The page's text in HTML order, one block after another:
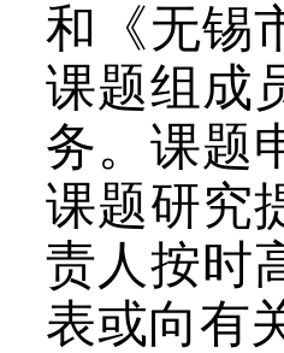
和《无锡
课题组成
务。课题
课题研究
责人按时
表或向有